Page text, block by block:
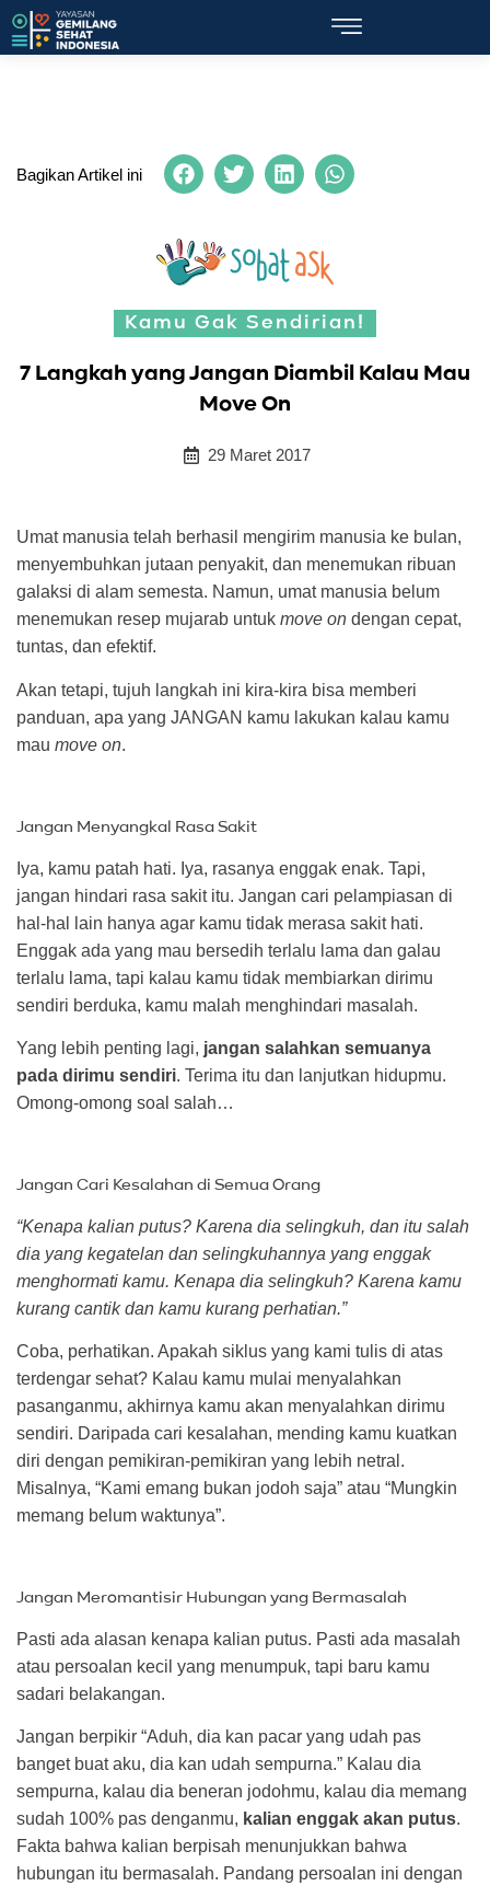
Bagikan Artikel ini
Kamu Gak Sendirian!
7 Langkah yang Jangan Diambil Kalau Mau
Move On
29 Maret 2017
Umat manusia telah berhasil mengirim manusia ke bulan,
menyembuhkan jutaan penyakit, dan menemukan ribuan
galaksi di alam semesta. Namun, umat manusia belum
menemukan resep mujarab untuk move on dengan cepat,
tuntas, dan efektif.
Akan tetapi, tujuh langkah ini kira-kira bisa memberi
panduan, apa yang JANGAN kamu lakukan kalau kamu
mau move on.
Jangan Menyangkal Rasa Sakit
Iya, kamu patah hati. Iya, rasanya enggak enak. Tapi,
jangan hindari rasa sakit itu. Jangan cari pelampiasan di
hal-hal lain hanya agar kamu tidak merasa sakit hati.
Enggak ada yang mau bersedih terlalu lama dan galau
terlalu lama, tapi kalau kamu tidak membiarkan dirimu
sendiri berduka, kamu malah menghindari masalah.
Yang lebih penting lagi, jangan salahkan semuanya
pada dirimu sendiri. Terima itu dan lanjutkan hidupmu.
Omong-omong soal salah…
Jangan Cari Kesalahan di Semua Orang
“Kenapa kalian putus? Karena dia selingkuh, dan itu salah
dia yang kegatelan dan selingkuhannya yang enggak
menghormati kamu. Kenapa dia selingkuh? Karena kamu
kurang cantik dan kamu kurang perhatian.”
Coba, perhatikan. Apakah siklus yang kami tulis di atas
terdengar sehat? Kalau kamu mulai menyalahkan
pasanganmu, akhirnya kamu akan menyalahkan dirimu
sendiri. Daripada cari kesalahan, mending kamu kuatkan
diri dengan pemikiran-pemikiran yang lebih netral.
Misalnya, “Kami emang bukan jodoh saja” atau “Mungkin
memang belum waktunya”.
Jangan Meromantisir Hubungan yang Bermasalah
Pasti ada alasan kenapa kalian putus. Pasti ada masalah
atau persoalan kecil yang menumpuk, tapi baru kamu
sadari belakangan.
Jangan berpikir “Aduh, dia kan pacar yang udah pas
banget buat aku, dia kan udah sempurna.” Kalau dia
sempurna, kalau dia beneran jodohmu, kalau dia memang
sudah 100% pas denganmu, kalian enggak akan putus.
Fakta bahwa kalian berpisah menunjukkan bahwa
hubungan itu bermasalah. Pandang persoalan ini dengan